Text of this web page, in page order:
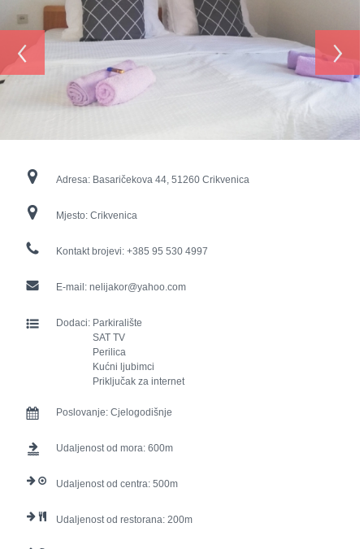
‹ ›
Adresa: Basaričekova 44, 51260 Crikvenica
Mjesto: Crikvenica
Kontakt brojevi: +385 95 530 4997
E-mail: nelijakor@yahoo.com
Dodaci: Parkiralište
SAT TV
Perilica
Kućni ljubimci
Priključak za internet
Poslovanje: Cjelogodišnje
Udaljenost od mora: 600
Udaljenost od centra: 500
Udaljenost od restorana: 200